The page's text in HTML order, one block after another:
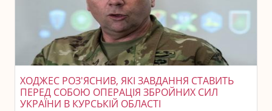
ХОДЖЕС РОЗ'ЯСНИВ, ЯКІ ЗАВДАННЯ СТАВИТЬ
ПЕРЕД СОБОЮ ОПЕРАЦІЯ ЗБРОЙНИХ СИЛ
УКРАЇНИ В КУРСЬКІЙ ОБЛАСТІ